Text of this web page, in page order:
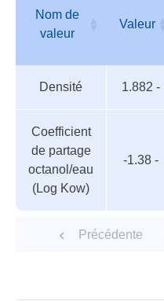
paramètres
Nom de
valeur
Valeur
valeur
Densité
1.882 -
Coefficient
de partage
octanol/eau
(Log Kow)
-1.38 -
Précédente